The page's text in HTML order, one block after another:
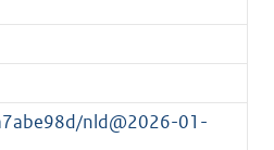
nld@2026-01-